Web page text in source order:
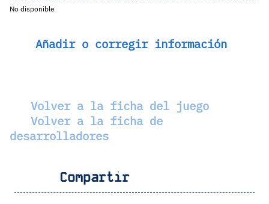
No disponible
Añadir o corregir información
Volver a la ficha del juego
Volver a la ficha de
desarrolladores
Compartir